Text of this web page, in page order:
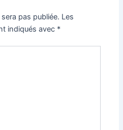
pas publiée. Les
indiqués avec *